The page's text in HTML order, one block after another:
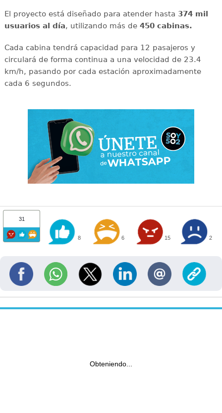
El proyecto está diseñado para atender hasta 374 mil
usuarios al día, utilizando más de 450 cabinas.
Cada cabina tendrá capacidad para 12 pasajeros y
circulará de forma continua a una velocidad de 23.4
km/h, pasando por cada estación aproximadamente
cada 6 segundos.
31
8 6 15 2
Obteniendo...